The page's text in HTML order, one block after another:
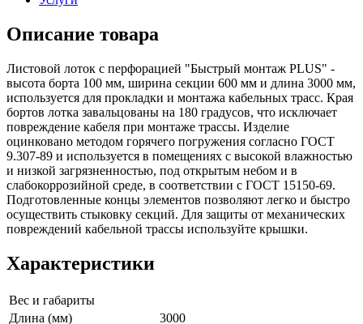
Описание товара
Листовой лоток с перфорацией "Быстрый монтаж PLUS" -
высота борта 100 мм, ширина секции 600 мм и длина 3000 мм,
используется для прокладки и монтажа кабельных трасс. Края
бортов лотка завальцованы на 180 градусов, что исключает
повреждение кабеля при монтаже трассы. Изделие
оцинковано методом горячего погружения согласно ГОСТ
9.307-89 и используется в помещениях с высокой влажностью
и низкой загрязненностью, под открытым небом и в
слабокоррозийной среде, в соответствии с ГОСТ 15150-69.
Подготовленные концы элементов позволяют легко и быстро
осуществить стыковку секций. Для защиты от механических
повреждений кабельной трассы используйте крышки.
Характеристики
Вес и габариты
Длина (мм)
3000